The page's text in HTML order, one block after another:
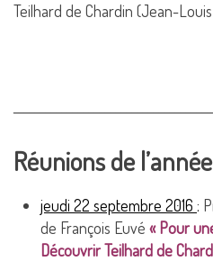
Teilhard de Chardin (Jean-
Réunions de
jeudi 22 septembre 2016 :
de François Euvé « Pour
Découvrir Teilhard de